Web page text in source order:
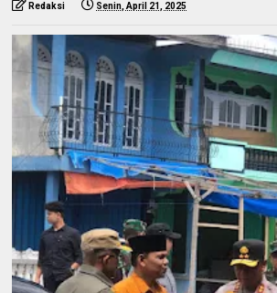
Redaksi Senin, April 21, 2025